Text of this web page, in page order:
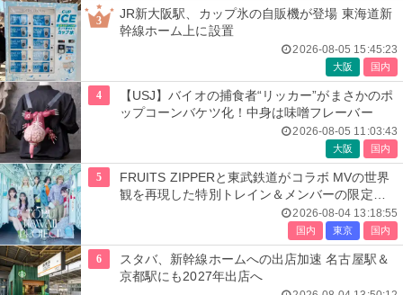
3
JR新大阪駅、カップ氷の自販機が登場 東海道新
幹線ホーム上に設置
2026-08-05 15:45:23
大阪 国内
4
【USJ】バイオの捕食者“リッカー”がまさかのポ
ップコーンバケツ化！中身は味噌フレーバー
2026-08-05 11:03:43
大阪 国内
5
FRUITS ZIPPERと東武鉄道がコラボ MVの世界
観を再現した特別トレイン＆メンバーの限定ア
2026-08-04 13:18:55
国内 東京 国内
6
スタバ、新幹線ホームへの出店加速 名古屋駅＆
京都駅にも2027年出店へ